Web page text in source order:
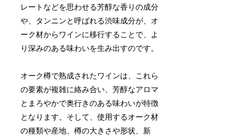
レートなどを思わせる芳醇な香りの成分
や、タンニンと呼ばれる渋味成分が、オ
ーク材からワインに移行することで、よ
り深みのある味わいを生み出すのです。
オーク樽で熟成されたワインは、これら
の要素が複雑に絡み合い、芳醇なアロマ
とまろやかで奥行きのある味わいが特徴
となります。そして、使用するオーク材
の種類や産地、樽の大きさや形状、新